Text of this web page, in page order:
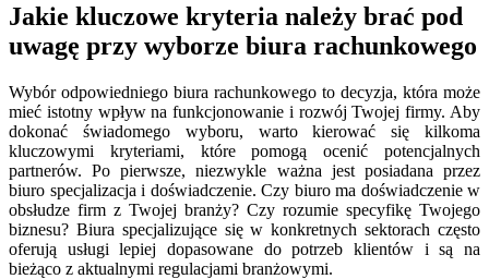
Jakie kluczowe kryteria należy brać pod
uwagę przy wyborze biura rachunkowego
Wybór odpowiedniego biura rachunkowego to decyzja, która może
mieć istotny wpływ na funkcjonowanie i rozwój Twojej firmy. Aby
dokonać świadomego wyboru, warto kierować się kilkoma
kluczowymi kryteriami, które pomogą ocenić potencjalnych
partnerów. Po pierwsze, niezwykle ważna jest posiadana przez
biuro specjalizacja i doświadczenie. Czy biuro ma doświadczenie w
obsłudze firm z Twojej branży? Czy rozumie specyfikę Twojego
biznesu? Biura specjalizujące się w konkretnych sektorach często
oferują usługi lepiej dopasowane do potrzeb klientów i są na
bieżąco z aktualnymi regulacjami branżowymi.